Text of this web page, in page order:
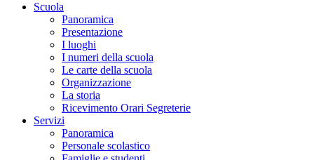
Scuola
Panoramica
Presentazione
I luoghi
I numeri della scuola
Le carte della scuola
Organizzazione
La storia
Ricevimento Orari Segreterie
Servizi
Panoramica
Personale scolastico